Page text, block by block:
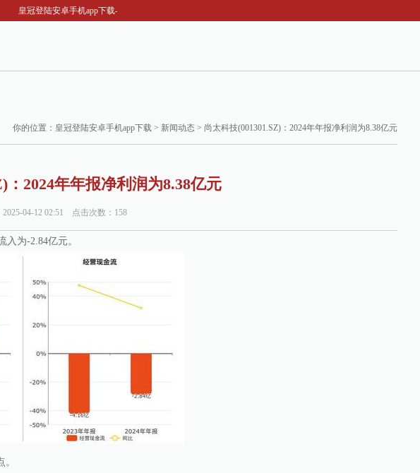
皇冠登陆安卓手机app下载-尚太科技(001301.SZ)：2024年年报净利润为8.38亿元
你的位置： 皇冠登陆安卓手机app下载 > 新闻动态 > 尚太科技(001301.SZ)：2024年年报净利润为8.38亿元
：2024年年报净利润为8.38亿元
2025-04-12 02:51 点击次数：158
为-2.84亿元。